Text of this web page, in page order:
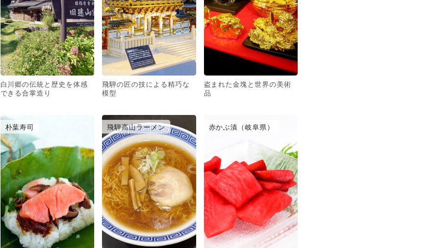
白川郷の伝統と歴史を体感
できる合掌造り
飛騨の匠の技による精巧な
模型
盗まれた金塊と世界の美術
品
朴葉寿司 飛騨高山ラーメン 赤かぶ漬（岐阜県）